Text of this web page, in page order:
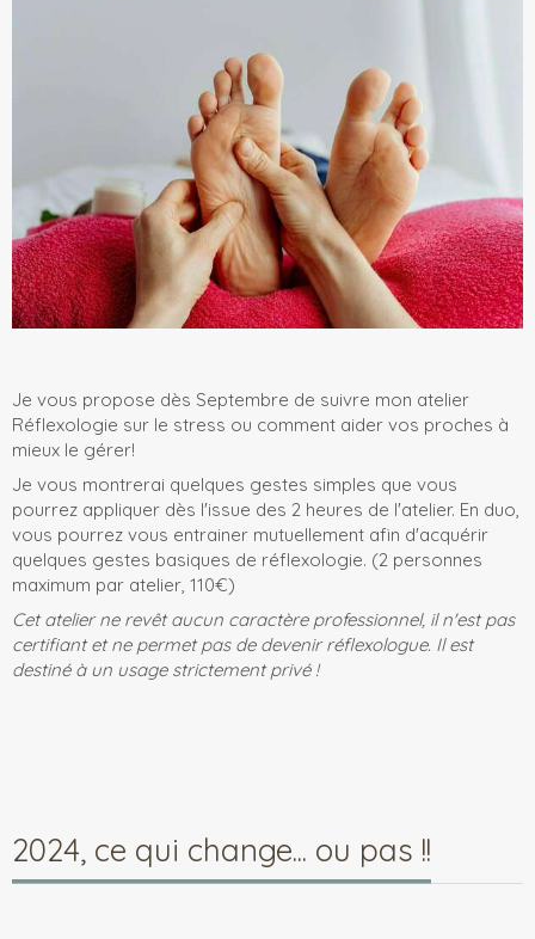
Je vous propose dès Septembre de suivre mon atelier
Réflexologie sur le stress ou comment aider vos proches à
mieux le gérer!
Je vous montrerai quelques gestes simples que vous
pourrez appliquer dès l'issue des 2 heures de l'atelier. En duo,
vous pourrez vous entrainer mutuellement afin d'acquérir
quelques gestes basiques de réflexologie. (2 personnes
maximum par atelier, 110€)
Cet atelier ne revêt aucun caractère professionnel, il n'est pas
certifiant et ne permet pas de devenir réflexologue. Il est
destiné à un usage strictement privé !
2024, ce qui change... ou pas !!